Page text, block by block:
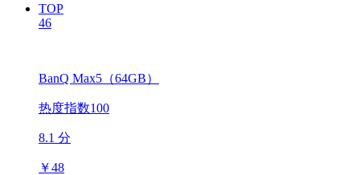
TOP
46
BanQ Max5（64GB）
热度指数100
8.1 分
￥48